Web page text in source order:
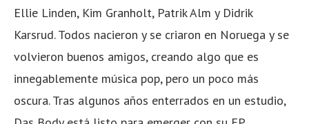
Ellie Linden, Kim Granholt, Patrik Alm y Didrik
Karsrud. Todos nacieron y se criaron en Noruega y se
volvieron buenos amigos, creando algo que es
innegablemente música pop, pero un poco más
oscura. Tras algunos años enterrados en un estudio,